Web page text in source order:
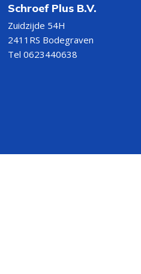
Schroef Plus B.V.
Zuidzijde 54H
2411RS Bodegraven
Tel 0623440638